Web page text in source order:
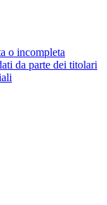
o incompleta
da parte dei titolari